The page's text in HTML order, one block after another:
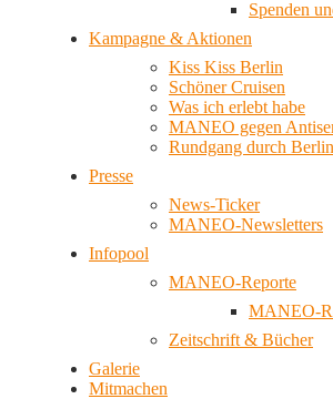
Spenden
Kampagne & Aktionen
Kiss Kiss Berlin
Schöner Cruisen
Was ich erlebt habe
MANEO gegen
Rundgang durch
Presse
News-Ticker
MANEO-Newsletters
Infopool
MANEO-Reporte
MANEO-
Zeitschrift & Bücher
Galerie
Mitmachen